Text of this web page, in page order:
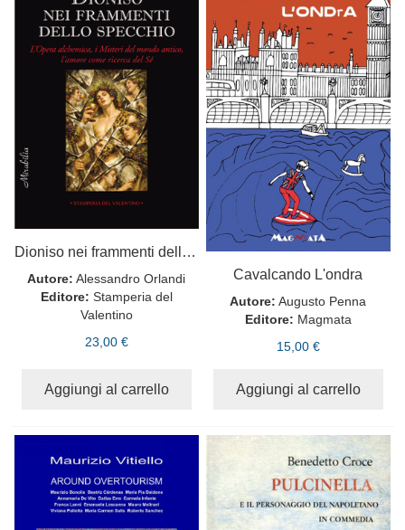
Dioniso nei frammenti dello specchio
Autore: Alessandro Orlandi
Editore: Stamperia del
Valentino
23,00 €
Aggiungi al carrello
Cavalcando L'ondra
Autore: Augusto Penna
Editore: Magmata
15,00 €
Aggiungi al carrello